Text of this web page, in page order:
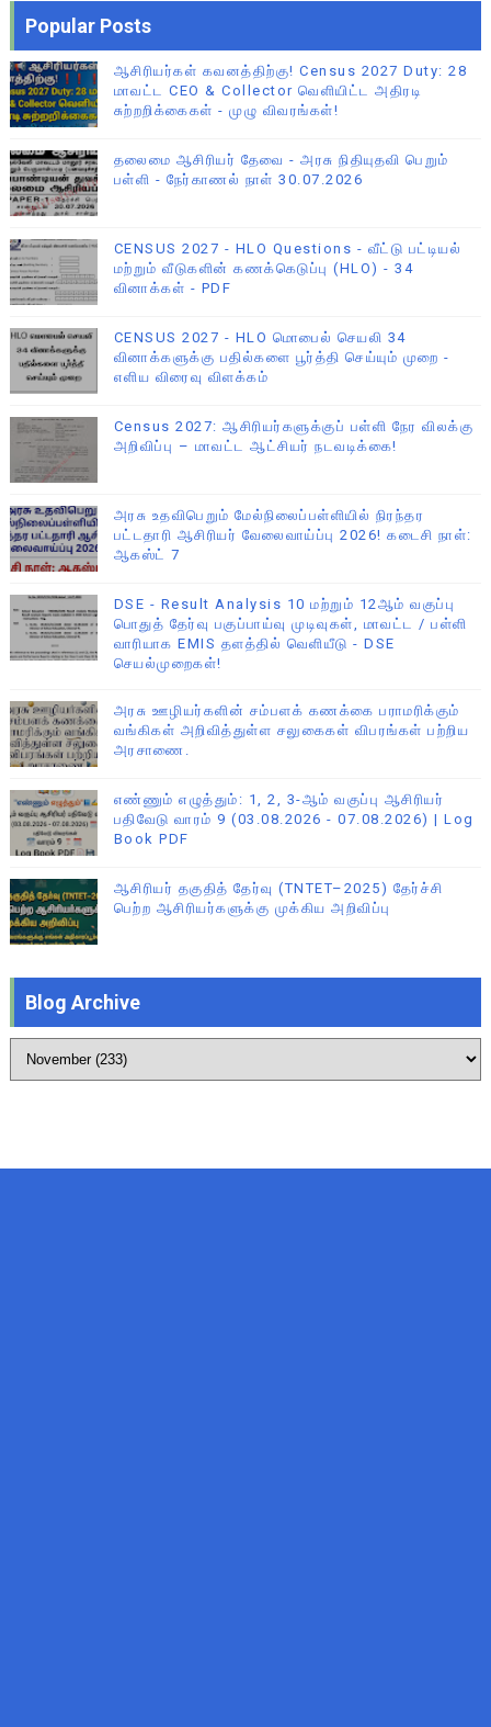
Popular Posts
ஆசிரியர்கள் கவனத்திற்கு! Census 2027 Duty: 28
மாவட்ட CEO & Collector வெளியிட்ட அதிரடி
சுற்றறிக்கைகள் - முழு விவரங்கள்!
தலைமை ஆசிரியர் தேவை - அரசு நிதியுதவி பெறும்
பள்ளி - நேர்காணல் நாள் 30.07.2026
CENSUS 2027 - HLO Questions - வீட்டு பட்டியல்
மற்றும் வீடுகளின் கணக்கெடுப்பு (HLO) - 34
வினாக்கள் - PDF
CENSUS 2027 - HLO மொபைல் செயலி 34
வினாக்களுக்கு பதில்களை பூர்த்தி செய்யும் முறை -
எளிய விரைவு விளக்கம்
Census 2027: ஆசிரியர்களுக்குப் பள்ளி நேர விலக்கு
அறிவிப்பு – மாவட்ட ஆட்சியர் நடவடிக்கை!
அரசு உதவிபெறும் மேல்நிலைப்பள்ளியில் நிரந்தர
பட்டதாரி ஆசிரியர் வேலைவாய்ப்பு 2026! கடைசி நாள்:
ஆகஸ்ட் 7
DSE - Result Analysis 10 மற்றும் 12ஆம் வகுப்பு
பொதுத் தேர்வு பகுப்பாய்வு முடிவுகள், மாவட்ட / பள்ளி
வாரியாக EMIS தளத்தில் வெளியீடு - DSE
செயல்முறைகள்!
அரசு ஊழியர்களின் சம்பளக் கணக்கை பராமரிக்கும்
வங்கிகள் அறிவித்துள்ள சலுகைகள் விபரங்கள் பற்றிய
அரசாணை.
எண்ணும் எழுத்தும்: 1, 2, 3-ஆம் வகுப்பு ஆசிரியர்
பதிவேடு வாரம் 9 (03.08.2026 - 07.08.2026) | Log
Book PDF
ஆசிரியர் தகுதித் தேர்வு (TNTET–2025) தேர்ச்சி
பெற்ற ஆசிரியர்களுக்கு முக்கிய அறிவிப்பு
Blog Archive